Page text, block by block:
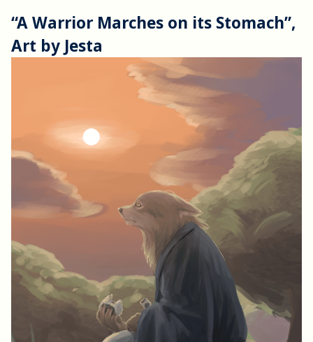
“A Warrior Marches on its Stomach”,
Art by Jesta